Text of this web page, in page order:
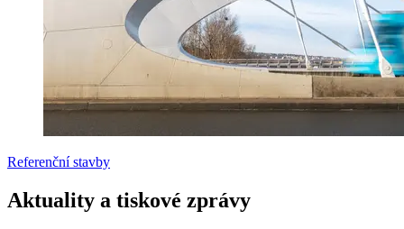
Referenční stavby
Aktuality a tiskové zprávy